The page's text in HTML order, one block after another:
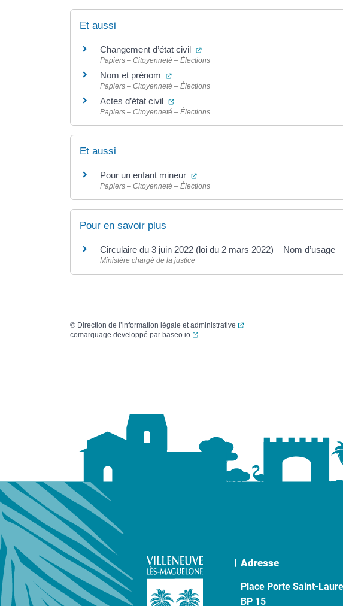
Et aussi
Changement d’état civil (ouverture dans un nouvel onglet)
Papiers – Citoyenneté – Élections
Nom et prénom (ouverture dans un nouvel onglet)
Papiers – Citoyenneté – Élections
Actes d’état civil (ouverture dans un nouvel onglet)
Papiers – Citoyenneté – Élections
Et aussi
Pour un enfant mineur (ouverture dans un nouvel onglet)
Papiers – Citoyenneté – Élections
Pour en savoir plus
Circulaire du 3 juin 2022 (loi du 2 mars 2022) – Nom d’usage
Ministère chargé de la justice
© Direction de l’information légale et administrative
(ouverture dans un nouvel
comarquage developpé par baseo.io (ouverture dans un nouvel onglet)
Adresse
Place Porte Saint-
BP 15